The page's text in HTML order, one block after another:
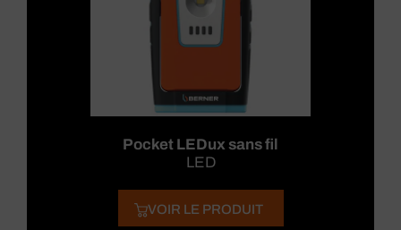
Pocket LEDux sans fil
LED
VOIR LE PRODUIT